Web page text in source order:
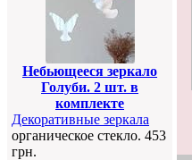
Небьющееся зеркало
Голуби. 2 шт. в
комплекте
Декоративные зеркала
органическое стекло. 453
грн.